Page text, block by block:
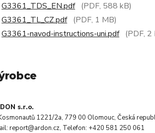
G3361_TDS_EN.pdf (PDF, 588 kB)
G3361_TL_CZ.pdf (PDF, 1 MB)
G3361-navod-instructions-uni.pdf (PDF, 2
s.r.o.
1221/2a, 779 00 Olomouc, Česká
report@ardon.cz, Telefon: +420 581 250 061